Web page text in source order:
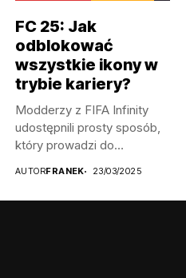
FC 25: Jak
odblokować
wszystkie ikony w
trybie kariery?
Modderzy z FIFA Infinity
udostępnili prosty sposób,
który prowadzi do
AUTORFRANEK 23/03/2025